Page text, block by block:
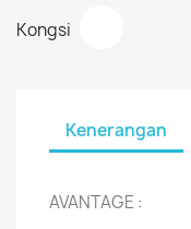
Kongsi
Kenerangan
AVANTAGE :